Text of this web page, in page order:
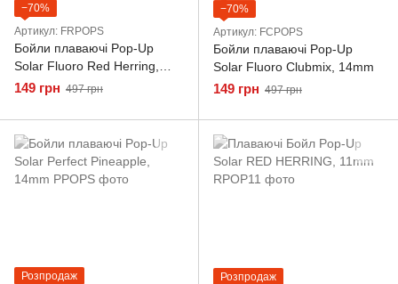
−70%
Артикул: FRPOPS
Бойли плаваючі Pop-Up
Solar Fluoro Red Herring,
14mm
149 грн 497 грн
−70%
Артикул: FCPOPS
Бойли плаваючі Pop-Up
Solar Fluoro Clubmix, 14mm
149 грн 497 грн
Розпродаж
Розпродаж